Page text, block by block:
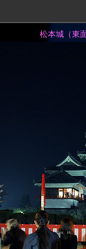
松本城（東